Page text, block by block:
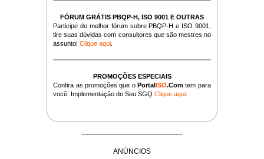
FÓRUM GRÁTIS PBQP-H, ISO 9001 E OUTRAS
Participe do melhor fórum sobre PBQP-H e ISO 9001,
tire suas dúvidas com consultores que são mestres no
assunto!Clique aqui
PROMOÇÕES ESPECIAIS
Confira as promoções que oPortalISO.Com tem para
você: Implementação do Seu SGQClique aqui
ANÚNCIOS